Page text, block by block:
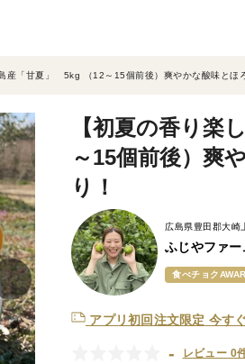
産「甘夏」 5kg （12～15個前後）爽やかな酸味とほ
【初夏の香り
～15個前後）爽
り！
広島県豊田郡大崎
ふじやファー
食べチョク
アプリ初回注文限定 今す
- レビュー 0